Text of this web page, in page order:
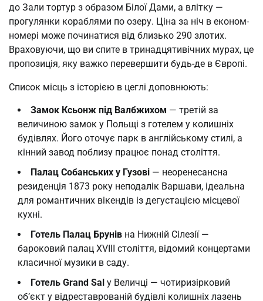
до Зали тортур з образом Білої Дами, а влітку —
прогулянки кораблями по озеру. Ціна за ніч в економ-
номері може починатися від близько 290 злотих.
Враховуючи, що ви спите в тринадцятивічних мурах, це
пропозиція, яку важко перевершити будь-де в Європі.
Список місць з історією в цеглі доповнюють:
Замок Ксьонж під Валбжихом — третій за
величиною замок у Польщі з готелем у колишніх
будівлях. Його оточує парк в англійському стилі, а
кінний завод поблизу працює понад століття.
Палац Собанських у Гузові — неоренесансна
резиденція 1873 року неподалік Варшави, ідеальна
для романтичних вікендів із дегустацією місцевої
кухні.
Готель Палац Брунів на Нижній Сілезії —
бароковий палац XVIII століття, відомий концертами
класичної музики в саду.
Готель Grand Sal у Величці — чотиризірковий
об’єкт у відреставрованій будівлі колишніх лазень